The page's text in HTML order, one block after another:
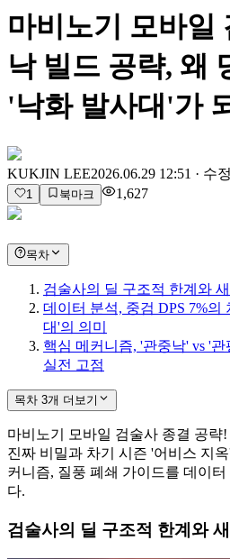
마비노기 모바일
낙 빌드 공략, 왜
'낙화 발사대'가
KUKJIN LEE2026.06.29 12:51 · 수
1 북마크 1,627
목차
검술사의 딜 구조적 한계와
데이터 분석, 중검 DPS 7%
대'의 의미
핵심 메커니즘, '관중낙' vs '
실전 고점
목차 3개 더보기
마비노기 모바일 검술사 종결 공략!
진짜 비밀과 차기 시즌 '어비스 지
커니즘, 질풍 폐쇄 가이드를 데이
다.
검술사의 딜 구조적 한계와